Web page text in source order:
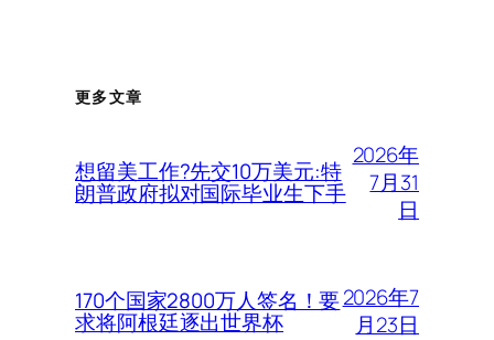
更多文章
想留美工作?先交10万美元:特
朗普政府拟对国际毕业生下手
2026年
7月31
日
170个国家2800万人签名！要
求将阿根廷逐出世界杯
2026年7
月23日